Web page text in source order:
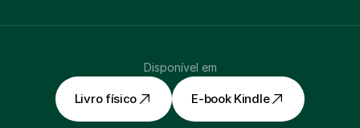
Disponível em
Livro físico E-book Kindle